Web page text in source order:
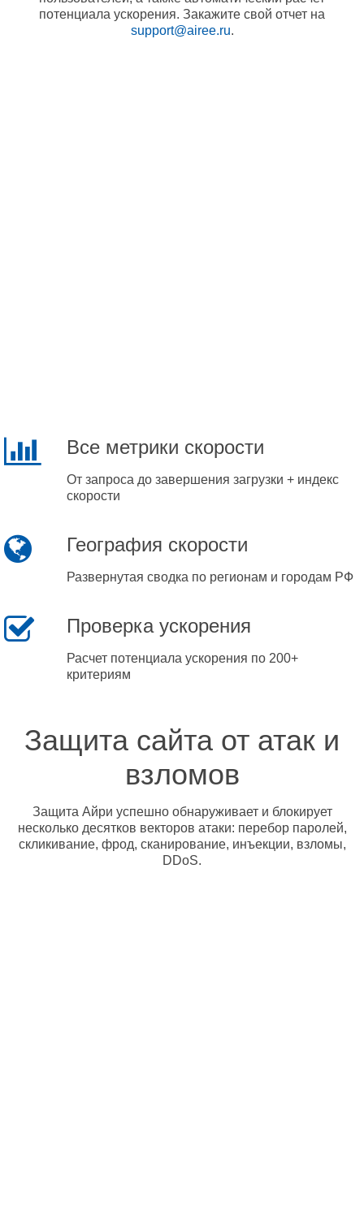
потенциала ускорения. Закажите свой отчет на
support@airee.ru.
Все метрики скорости
От запроса до завершения загрузки + индекс
скорости
География скорости
Развернутая сводка по регионам и городам РФ
Проверка ускорения
Расчет потенциала ускорения по 200+
критериям
Защита сайта от атак и
взломов
Защита Айри успешно обнаруживает и блокирует
несколько десятков векторов атаки: перебор паролей,
скликивание, фрод, сканирование, инъекции, взломы,
DDoS.